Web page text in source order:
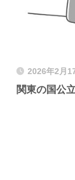
2026年2月
関東の国公